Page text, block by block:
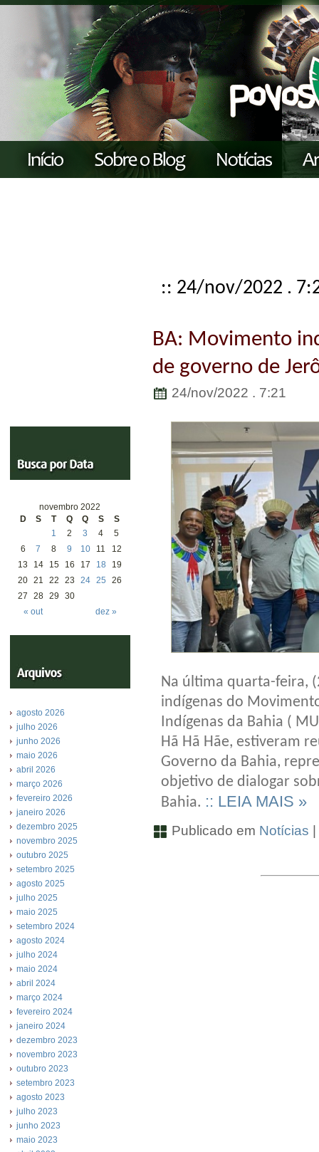
novembro 2022
D
S T Q Q S S
« out dez »
1 2 3 4
5
6
7 8 9 10 11
12
13
14 15 16 17 18
19
20 21 22 23 24 25
26
27
28 29 30
agosto 2026
julho 2026
junho 2026
maio 2026
abril 2026
março 2026
fevereiro 2026
janeiro 2026
dezembro 2025
novembro 2025
outubro 2025
setembro 2025
agosto 2025
julho 2025
maio 2025
setembro 2024
agosto 2024
julho 2024
maio 2024
abril 2024
março 2024
fevereiro 2024
janeiro 2024
dezembro 2023
novembro 2023
outubro 2023
setembro 2023
agosto 2023
julho 2023
junho 2023
maio 2023
:: 24/nov/2022 .
BA: Movimento
de governo de
24/nov/2022 . 7:21
Na última quarta-feira,
indígenas do
Indígenas da Bahia (
Hã Hã Hãe, estiveram
Governo da Bahia,
objetivo de dialogar
Bahia. :: LEIA MAIS »
Publicado em Notícias